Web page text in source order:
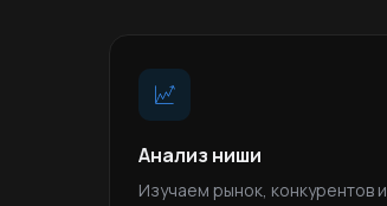
Анализ ниши
Изучаем рынок, конкурентов и